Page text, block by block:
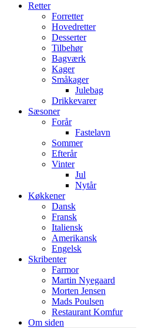
Retter
Forretter
Hovedretter
Desserter
Tilbehør
Bagværk
Kager
Småkager
Julebag
Drikkevarer
Sæsoner
Forår
Fastelavn
Sommer
Efterår
Vinter
Jul
Nytår
Køkkener
Dansk
Fransk
Italiensk
Amerikansk
Engelsk
Skribenter
Farmor
Martin Nyegaard
Morten Jensen
Mads Poulsen
Restaurant Komfur
Om siden